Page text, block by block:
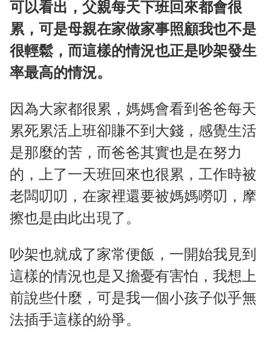
可以看出，父親每天下班回來都會很
累，可是母親在家做家事照顧我也不是
很輕鬆，而這樣的情況也正是吵架發生
率最高的情況。
因為大家都很累，媽媽會看到爸爸每天
累死累活上班卻賺不到大錢，感覺生活
是那麼的苦，而爸爸其實也是在努力
的，上了一天班回來也很累，工作時被
老闆叨叨，在家裡還要被媽媽嘮叨，摩
擦也是由此出現了。
吵架也就成了家常便飯，一開始我見到
這樣的情況也是又擔憂有害怕，我想上
前說些什麼，可是我一個小孩子似乎無
法插手這樣的紛爭。